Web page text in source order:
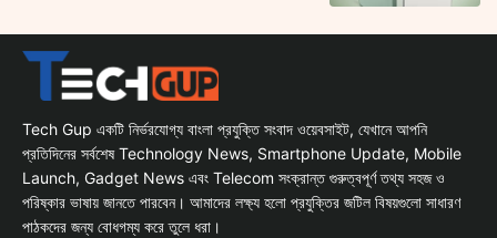
Tech Gup একটি নির্ভরযোগ্য বাংলা প্রযুক্তি সংবাদ ওয়েবসাইট, যেখানে আপনি
প্রতিদিনের সর্বশেষ Technology News, Smartphone Update, Mobile
Launch, Gadget News এবং Telecom সংক্রান্ত গুরুত্বপূর্ণ তথ্য সহজ ও
পরিষ্কার ভাষায় জানতে পারবেন। আমাদের লক্ষ্য হলো প্রযুক্তির জটিল বিষয়গুলো সাধারণ
পাঠকদের জন্য বোধগম্য করে তুলে ধরা।